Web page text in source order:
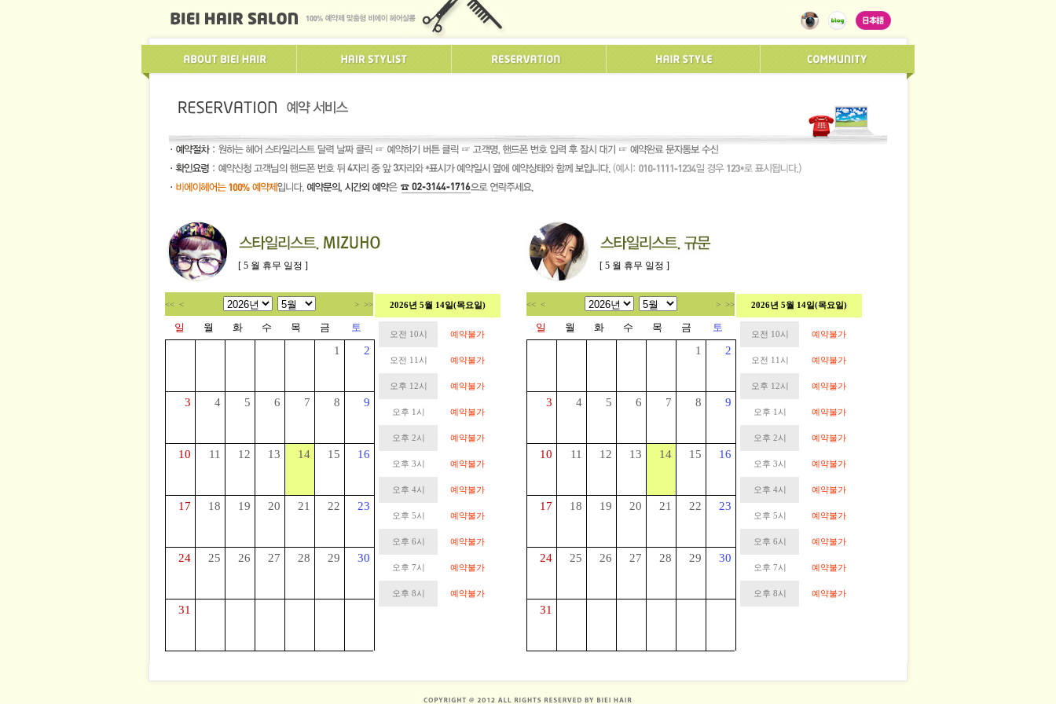
[ 5 월 휴무 일정 ]
<< < > >>
일 월 화 수 목 금 토
1 2
3 4 5 6 7 8 9
10 11 12 13 14 15 16
17 18 19 20 21 22 23
24 25 26 27 28 29 30
31
2026년 5월 14일(목요일)
오전 10시 예약불가
오전 11시 예약불가
오후 12시 예약불가
오후 1시 예약불가
오후 2시 예약불가
오후 3시 예약불가
오후 4시 예약불가
오후 5시 예약불가
오후 6시 예약불가
오후 7시 예약불가
오후 8시 예약불가
[ 5 월 휴무 일정 ]
<< < > >>
일 월 화 수 목 금 토
1 2
3 4 5 6 7 8 9
10 11 12 13 14 15 16
17 18 19 20 21 22 23
24 25 26 27 28 29 30
31
2026년 5월 14일(목요일)
오전 10시 예약불가
오전 11시 예약불가
오후 12시 예약불가
오후 1시 예약불가
오후 2시 예약불가
오후 3시 예약불가
오후 4시 예약불가
오후 5시 예약불가
오후 6시 예약불가
오후 7시 예약불가
오후 8시 예약불가